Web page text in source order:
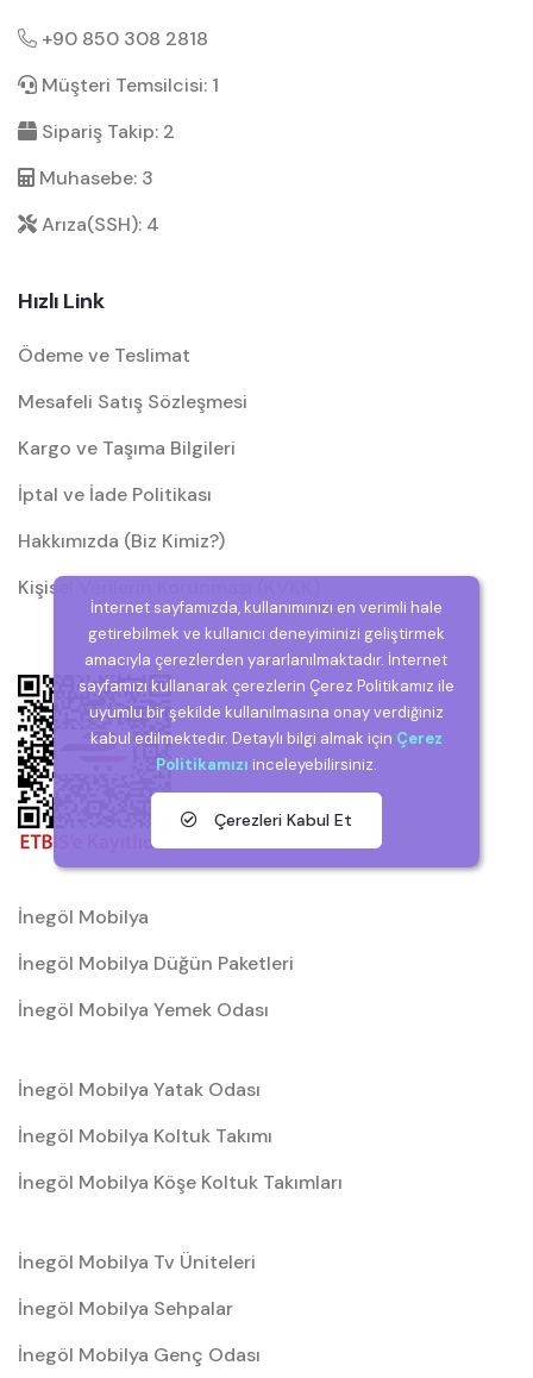
+90 850 308 2818
Müşteri Temsilcisi: 1
Sipariş Takip: 2
Muhasebe: 3
Arıza(SSH): 4
Hızlı Link
Ödeme ve Teslimat
Mesafeli Satış Sözleşmesi
Kargo ve Taşıma Bilgileri
İptal ve İade Politikası
Hakkımızda (Biz Kimiz?)
Kişisel Verilerin Korunması (KVKK)
İnegöl Mobilya
İnegöl Mobilya Düğün Paketleri
İnegöl Mobilya Yemek Odası
İnegöl Mobilya Yatak Odası
İnegöl Mobilya Koltuk Takımı
İnegöl Mobilya Köşe Koltuk Takımları
İnegöl Mobilya Tv Üniteleri
İnegöl Mobilya Sehpalar
İnegöl Mobilya Genç Odası
İnternet sayfamızda, kullanımınızı en verimli hale
getirebilmek ve kullanıcı deneyiminizi geliştirmek
amacıyla çerezlerden yararlanılmaktadır. İnternet
sayfamızı kullanarak çerezlerin Çerez Politikamız ile
uyumlu bir şekilde kullanılmasına onay verdiğiniz
kabul edilmektedir. Detaylı bilgi almak için Çerez
Politikamızı inceleyebilirsiniz.
Çerezleri Kabul Et